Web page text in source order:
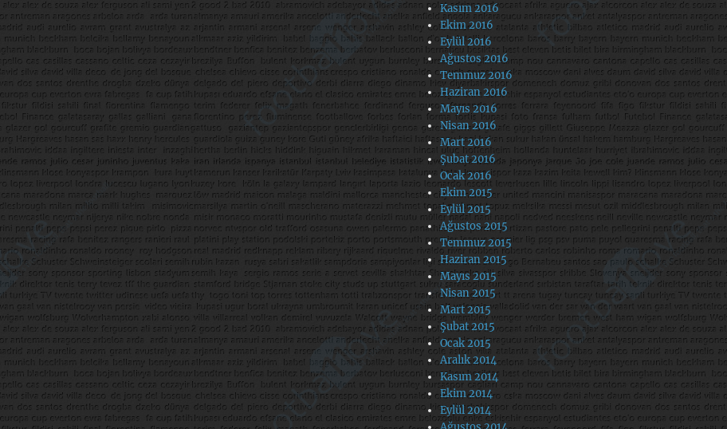
Kasım 2016
Ekim 2016
Eylül 2016
Ağustos 2016
Temmuz 2016
Haziran 2016
Mayıs 2016
Nisan 2016
Mart 2016
Şubat 2016
Ocak 2016
Ekim 2015
Eylül 2015
Ağustos 2015
Temmuz 2015
Haziran 2015
Mayıs 2015
Nisan 2015
Mart 2015
Şubat 2015
Ocak 2015
Aralık 2014
Kasım 2014
Ekim 2014
Eylül 2014